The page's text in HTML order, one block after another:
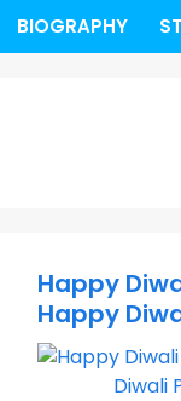
BIOGRAPHY
Happy
Happy